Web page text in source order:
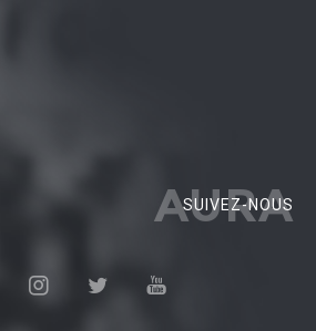
AURA
SUIVEZ-NOUS